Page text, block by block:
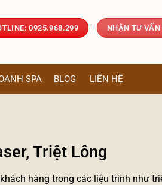
0925.968.299 NHẬN TƯ VẤN
SPA BLOG LIÊN HỆ
Triệt Lông
hàng trong các liệu trình như